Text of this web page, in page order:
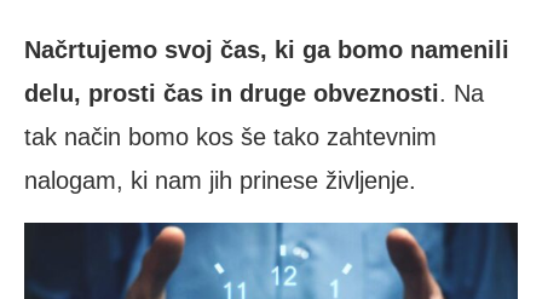
Načrtujemo svoj čas, ki ga bomo namenili
delu, prosti čas in druge obveznosti. Na
tak način bomo kos še tako zahtevnim
nalogam, ki nam jih prinese življenje.